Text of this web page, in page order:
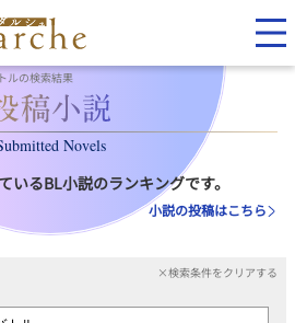
ルの検索結果
Novels
いるBL小説のランキングです。
小説の投稿はこちら
×検索条件をクリアする